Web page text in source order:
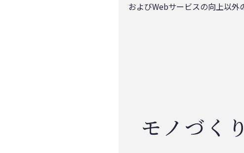
およびWebサービスの向上以外
モノづく